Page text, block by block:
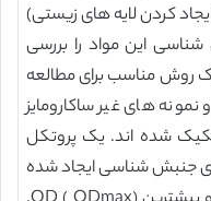
کردن لایه های زیستی)
این مواد را بررسی
روش مناسب برای مطالعه
نمونه های غیر ساکارومایز
شده اند. یک پروتکل
جنبش شناسی ایجاد شده